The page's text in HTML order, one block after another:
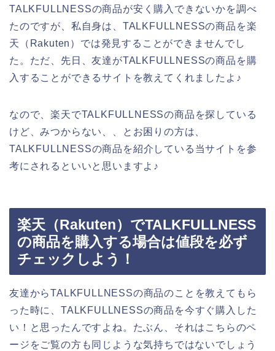
TALKFULLNESSの商品が安く購入できないかを調べ
たのですが、私自身は、TALKFULLNESSの商品を楽
天（Rakuten）では発見することができませんでし
た。ただ、先日、友達がTALKFULLNESSの商品を購
入することができるサイトを教えてくれましたよ♪
なので、楽天でTALKFULLNESSの商品を探している
けど、みつからない、、とお困りの方は、
TALKFULLNESSの商品を紹介している当サイトを参
考にされるといいと思いますよ♪
楽天（Rakuten）でTALKFULLNESS
の商品を購入する場合は値段を必ず
チェックしよう！
友達からTALKFULLNESSの商品のことを教えてもら
った時に、TALKFULLNESSの商品を今すぐ購入した
い！と思ったんですよね。たぶん、それはこちらのペ
ージをご覧の方も同じような気持ちではないでしょう